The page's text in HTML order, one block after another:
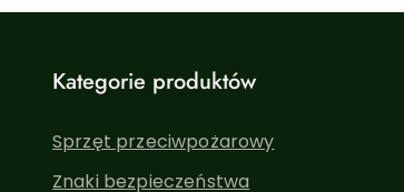
Kategorie produktów
Sprzęt przeciwpożarowy
Znaki bezpieczeństwa